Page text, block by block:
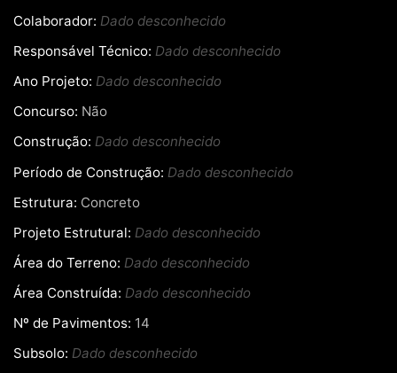
Colaborador: Dado desconhecido
Responsável Técnico: Dado desconhecido
Ano Projeto: Dado desconhecido
Concurso: Não
Construção: Dado desconhecido
Período de Construção: Dado desconhecido
Estrutura: Concreto
Projeto Estrutural: Dado desconhecido
Área do Terreno: Dado desconhecido
Área Construída: Dado desconhecido
Nº de Pavimentos: 14
Subsolo: Dado desconhecido